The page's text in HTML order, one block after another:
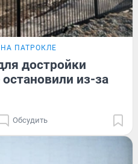
ПАТРОКЛЕ
достройки
из-за
Обсудить